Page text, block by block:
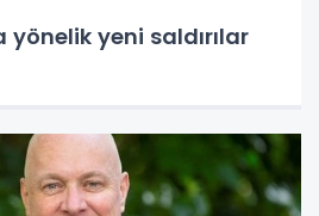
yönelik yeni saldırılar